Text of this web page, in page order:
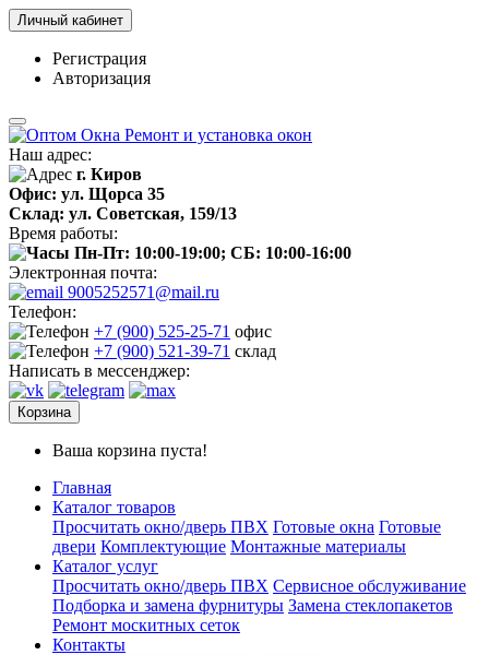
Личный кабинет
Регистрация
Авторизация
Наш адрес:
г. Киров
Офис: ул. Щорса 35
Склад: ул. Советская, 159/13
Время работы:
Пн-Пт: 10:00-19:00; СБ: 10:00-16:00
Электронная почта:
9005252571@mail.ru
Телефон:
+7 (900) 525-25-71 офис
+7 (900) 521-39-71 склад
Написать в мессенджер:
Корзина
Ваша корзина пуста!
Главная
Каталог товаров
Просчитать окно/дверь ПВХ Готовые окна Готовые
двери Комплектующие Монтажные материалы
Каталог услуг
Просчитать окно/дверь ПВХ Сервисное обслуживание
Подборка и замена фурнитуры Замена стеклопакетов
Ремонт москитных сеток
Контакты